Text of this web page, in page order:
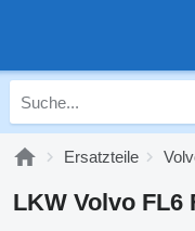
Ersatzteile
LKW Volvo FL6